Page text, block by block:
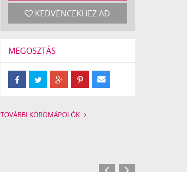
KEDVENCEKHEZ AD
MEGOSZTÁS
TOVÁBBI KÖRÖMÁPOLÓK